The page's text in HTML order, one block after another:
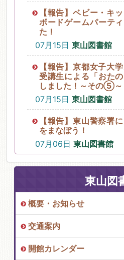
【報告】ベビー・キ
ボードゲームパーテ
た！
07月15日 東山図書館
【報告】京都女子大
受講生による「おた
しました！～その⑤～
07月15日 東山図書館
【報告】東山警察署
をまなぼう！
07月06日 東山図書館
東山図
概要・お知らせ
交通案内
開館カレンダー